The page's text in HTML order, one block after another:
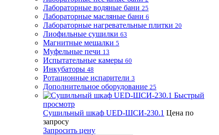
Лабораторные водяные бани 25
Лабораторные масляные бани 6
Лабораторные нагревательные плитки 20
Лиофильные сушилки 63
Магнитные мешалки 5
Муфельные печи 13
Испытательные камеры 60
Инкубаторы 48
Ротационные испарители 3
Дополнительное оборудование 25
Быстрый
просмотр
Сушильный шкаф UED-ШСИ-230.1 Цена по
запросу
Запросить цену